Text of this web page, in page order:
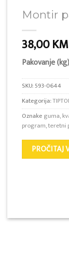
Montir
38,00KM
Pakovanje
SKU:593-0644
Kategorija:
Oznakeguma,
program,teretni
PROČITAJ